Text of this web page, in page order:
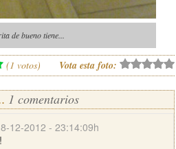
de bueno tiene...
(1 votos) Vota esta foto:
1 comentarios
12-2012 - 23:14:09h